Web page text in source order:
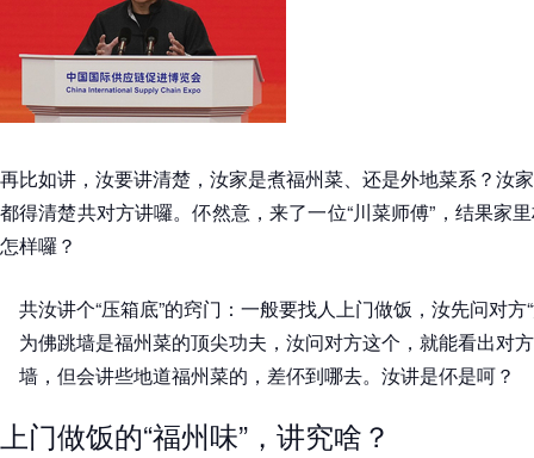
再比如讲，汝要讲清楚，汝家是煮福州菜、还是外地菜系？汝
都得清楚共对方讲囉。伓然意，来了一位“川菜师傅”，结果家
怎样囉？
共汝讲个“压箱底”的窍门：一般要找人上门做饭，汝先问对方
为佛跳墙是福州菜的顶尖功夫，汝问对方这个，就能看出对
墙，但会讲些地道福州菜的，差伓到哪去。汝讲是伓是呵？
上门做饭的“福州味”，讲究啥？